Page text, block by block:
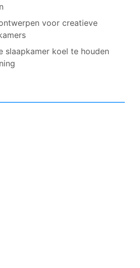
voor creatieve
slaapkamer koel te houden